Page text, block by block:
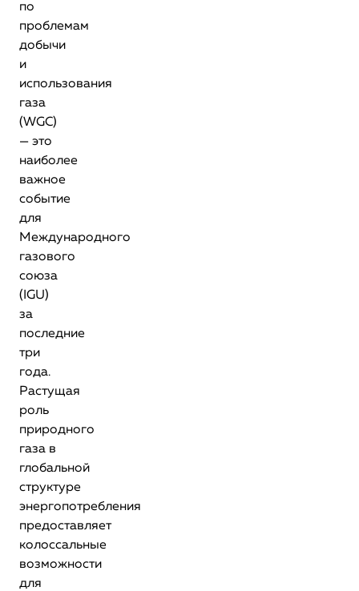
по
проблемам
добычи
и
использования
газа
(WGC)
— это
наиболее
важное
событие
для
Международного
газового
союза
(IGU)
за
последние
три
года.
Растущая
роль
природного
газа в
глобальной
структуре
энергопотребления
предоставляет
колоссальные
возможности
для